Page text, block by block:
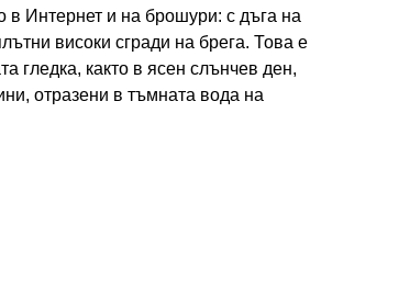
в Интернет и на брошури: с дъга на
високи сгради на брега. Това е
гледка, както в ясен слънчев ден,
отразени в тъмната вода на